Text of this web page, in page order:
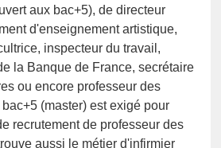
aux bac+5), de directeur
d'enseignement artistique,
inspecteur du travail,
la Banque de France, secrétaire
ou encore professeur des
(master) est exigé pour
recrutement de professeur des
aussi le métier d'infirmier